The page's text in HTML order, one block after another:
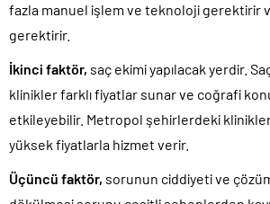
fazla manuel işlem ve teknoloji gerektirir
gerektirir.
İkinci faktör, saç ekimi yapılacak yerdir.
klinikler farklı fiyatlar sunar ve coğrafi
etkileyebilir. Metropol şehirlerdeki
yüksek fiyatlarla hizmet verir.
Üçüncü faktör, sorunun ciddiyeti ve